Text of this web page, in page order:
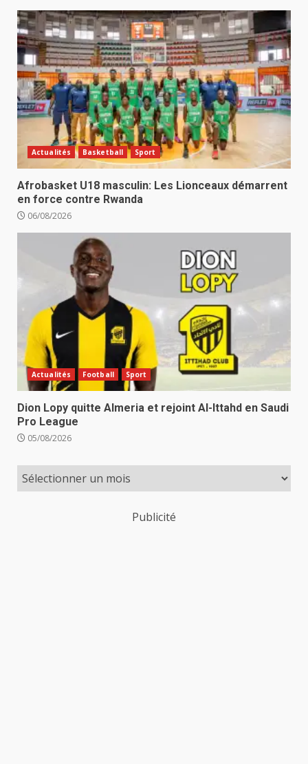
Actualités Basketball Sport
Afrobasket U18 masculin: Les Lionceaux démarrent
en force contre Rwanda
06/08/2026
Actualités Football Sport
Dion Lopy quitte Almeria et rejoint Al-Ittahd en Saudi
Pro League
05/08/2026
Publicité